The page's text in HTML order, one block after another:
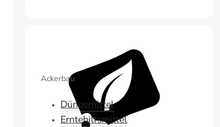
Ackerbau
Düngemittel
Erntehilfsmittel